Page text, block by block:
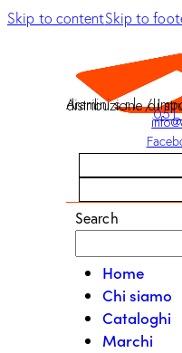
Skip to contentSkip to
Aramini s.r.l. / Importazione e051
Search
Home
Chi siamo
Cataloghi
Marchi